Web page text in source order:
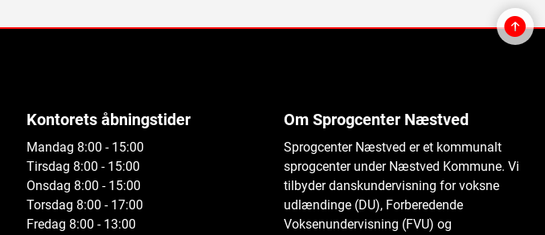
Kontorets åbningstider
Mandag 8:00 - 15:00
Tirsdag 8:00 - 15:00
Onsdag 8:00 - 15:00
Torsdag 8:00 - 17:00
Fredag 8:00 - 13:00
Om Sprogcenter Næstved
Sprogcenter Næstved er et kommunalt
sprogcenter under Næstved Kommune. Vi
tilbyder danskundervisning for voksne
udlændinge (DU), Forberedende
Voksenundervisning (FVU) og